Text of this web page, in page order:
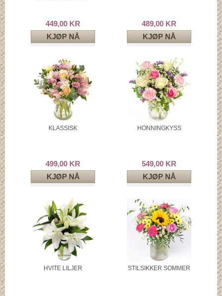
449,00 KR
KJØP NÅ
489,00 KR
KJØP NÅ
KLASSISK
499,00 KR
KJØP NÅ
HONNINGKYSS
549,00 KR
KJØP NÅ
HVITE LILJER STILSIKKER SOMMER